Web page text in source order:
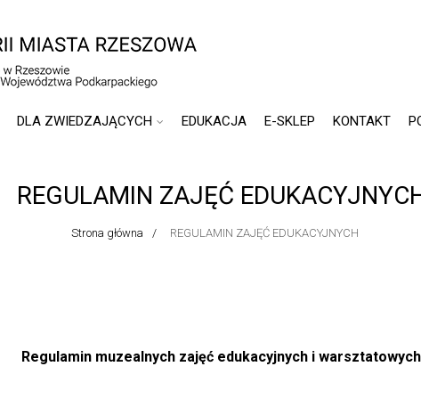
DLA ZWIEDZAJĄCYCH EDUKACJA E-SKLEP KONTAKT
REGULAMIN ZAJĘĆ
Strona główna REGULAMIN ZAJĘĆ EDUKACYJNYCH
Regulamin muzealnych zajęć edukacyjnych i warsztatowych